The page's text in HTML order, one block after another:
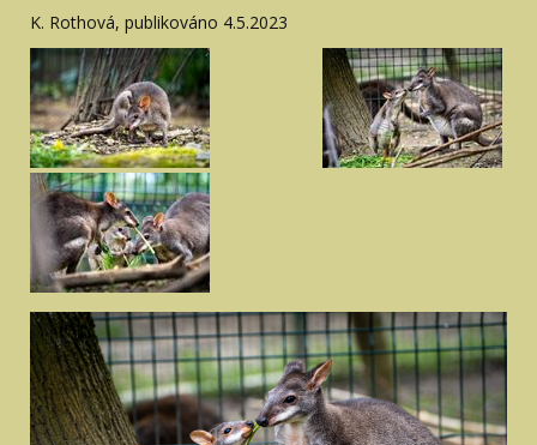
K. Rothová, publikováno 4.5.2023